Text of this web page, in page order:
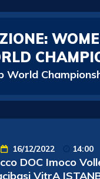
World
16/12/2022 14:00
DOC Imoco
VitrA